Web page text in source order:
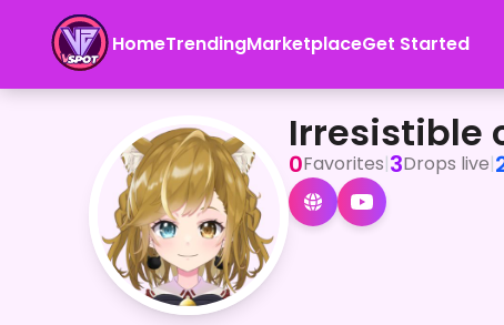
HomeTrendingMarketplaceGet Started
Irresistible clouding avenue
<p>あっがもんちゃんねるのあっがもんだよ。</p><p>毎日
Irresistible
0Favorites|3Drops live|